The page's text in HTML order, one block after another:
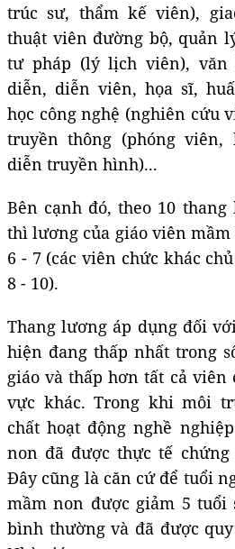
trúc sư, thẩm kế viên),
thuật viên đường bộ, quản
tư pháp (lý lịch viên), văn
diễn, diễn viên, họa sĩ,
học công nghệ (nghiên cứu
truyền thông (phóng
diễn truyền hình)...
Bên cạnh đó, theo 10
thì lương của giáo viên
6 - 7 (các viên chức khác
8 - 10).
Thang lương áp dụng đối
hiện đang thấp nhất trong
giáo và thấp hơn tất cả viên
vực khác. Trong khi môi
chất hoạt động nghề
non đã được thực tế
Đây cũng là căn cứ để tuổi
mầm non được giảm 5
bình thường và đã được